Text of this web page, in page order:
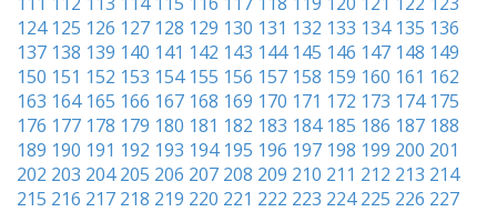
124 125 126 127 128 129 130 131 132 133 134 135 136
137 138 139 140 141 142 143 144 145 146 147 148 149
150 151 152 153 154 155 156 157 158 159 160 161 162
163 164 165 166 167 168 169 170 171 172 173 174 175
176 177 178 179 180 181 182 183 184 185 186 187 188
189 190 191 192 193 194 195 196 197 198 199 200 201
202 203 204 205 206 207 208 209 210 211 212 213 214
215 216 217 218 219 220 221 222 223 224 225 226 227